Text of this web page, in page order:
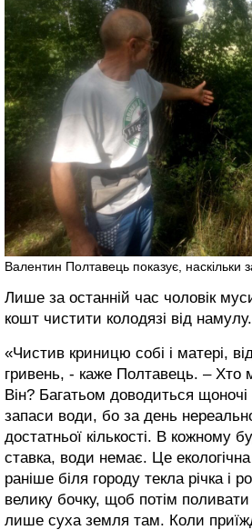
Валентин Полтавець показує, наскільки
Лише за останній час чоловік
кошт чистити колодязі від намулу.
«Чистив криницю собі і матері,
гривень, - каже Полтавець. – Хто
Він? Багатьом доводиться щоночі
запаси води, бо за день
достатньої кількості. В кожному
ставка, води немає. Це
раніше біля городу текла річка і
велику бочку, щоб потім
лише суха земля там. Коли